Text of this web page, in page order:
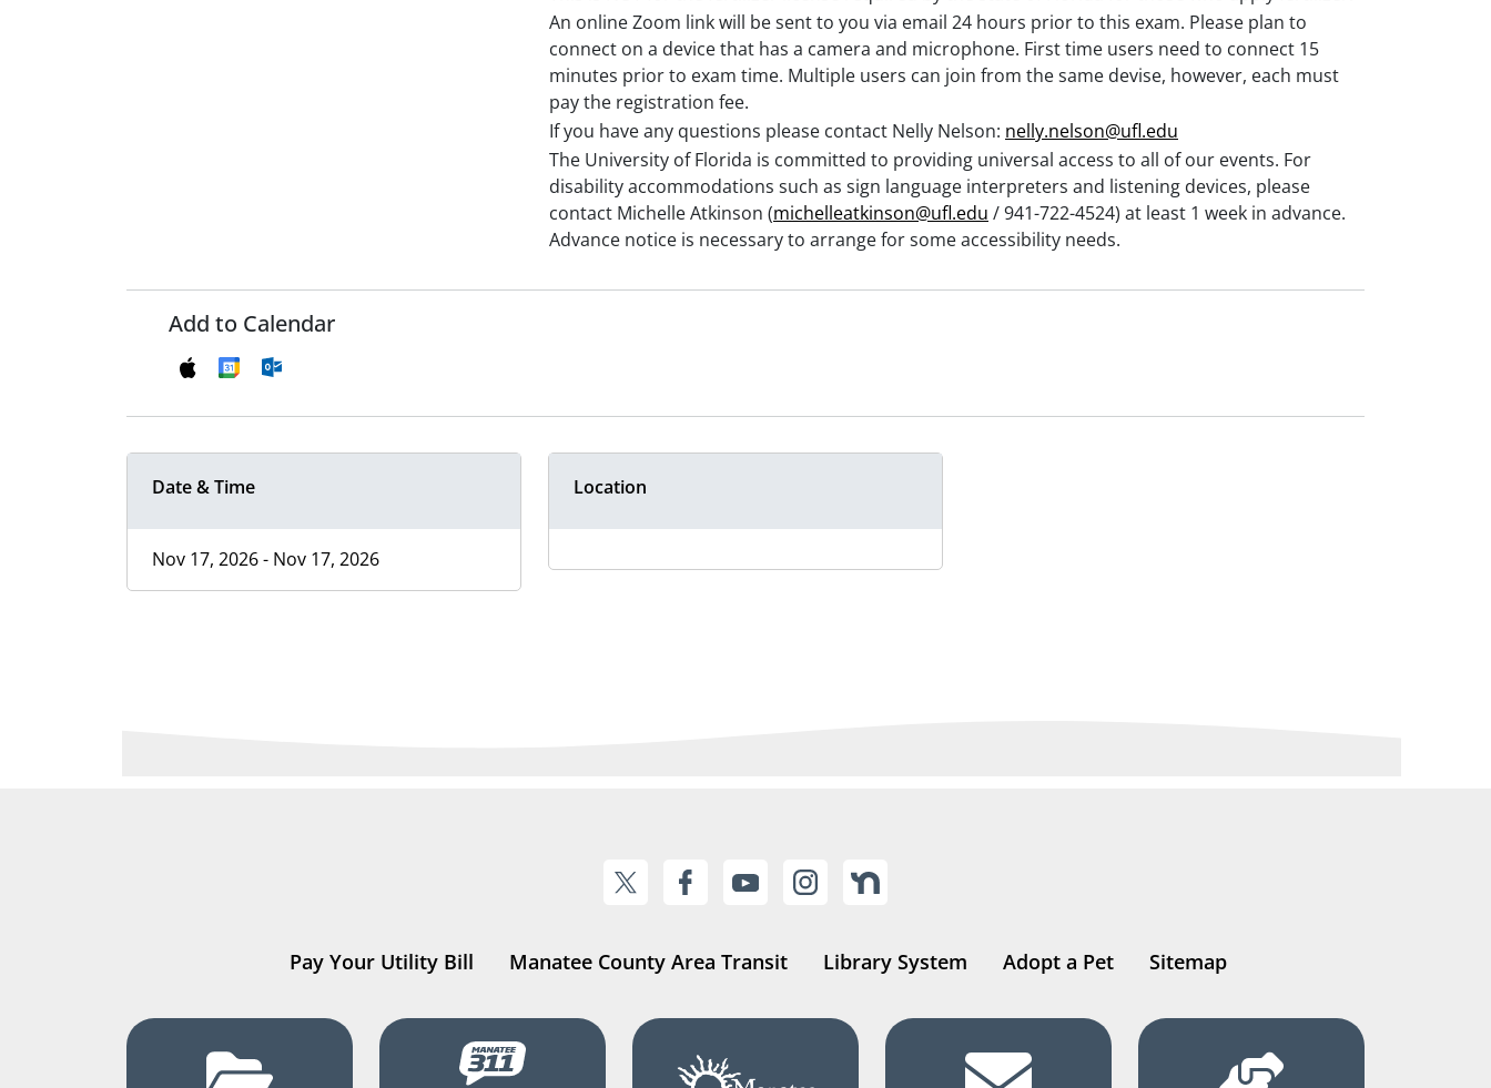
An online Zoom link will be sent to you via email 24 hours prior to this exam. Please plan to
connect on a device that has a camera and microphone. First time users need to connect 15
minutes prior to exam time. Multiple users can join from the same devise, however, each must
pay the registration fee.
If you have any questions please contact Nelly Nelson: nelly.nelson@ufl.edu
The University of Florida is committed to providing universal access to all of our events. For
disability accommodations such as sign language interpreters and listening devices, please
contact Michelle Atkinson (michelleatkinson@ufl.edu / 941-722-4524) at least 1 week in advance.
Advance notice is necessary to arrange for some accessibility needs.
Add to Calendar
Date & Time
Nov 17, 2026 - Nov 17, 2026
Location
Pay Your Utility Bill Manatee County Area Transit Library System Adopt a Pet Sitemap